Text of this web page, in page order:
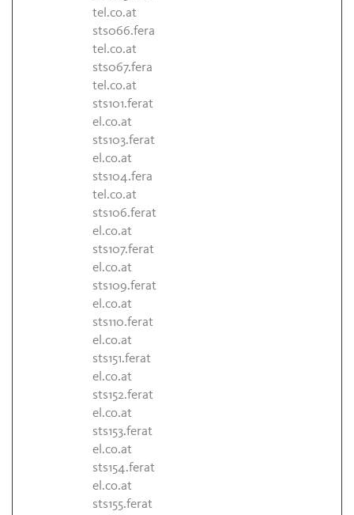
tel.co.at
sts066.fera
tel.co.at
sts067.fera
tel.co.at
sts101.ferat
el.co.at
sts103.ferat
el.co.at
sts104.fera
tel.co.at
sts106.ferat
el.co.at
sts107.ferat
el.co.at
sts109.ferat
el.co.at
sts110.ferat
el.co.at
sts151.ferat
el.co.at
sts152.ferat
el.co.at
sts153.ferat
el.co.at
sts154.ferat
el.co.at
sts155.ferat